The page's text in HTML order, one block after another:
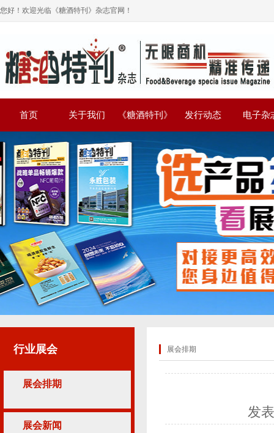
您好！欢迎光临《糖酒特刊》杂志官网！
首页 关于我们 《糖酒特刊》 发行动态 电子杂
行业展会
展会排期
展会新闻
展会排期
发